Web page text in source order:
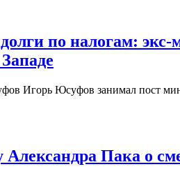
долги по налогам:
Игорь Юсуфов занимал пост
Александра Пака о